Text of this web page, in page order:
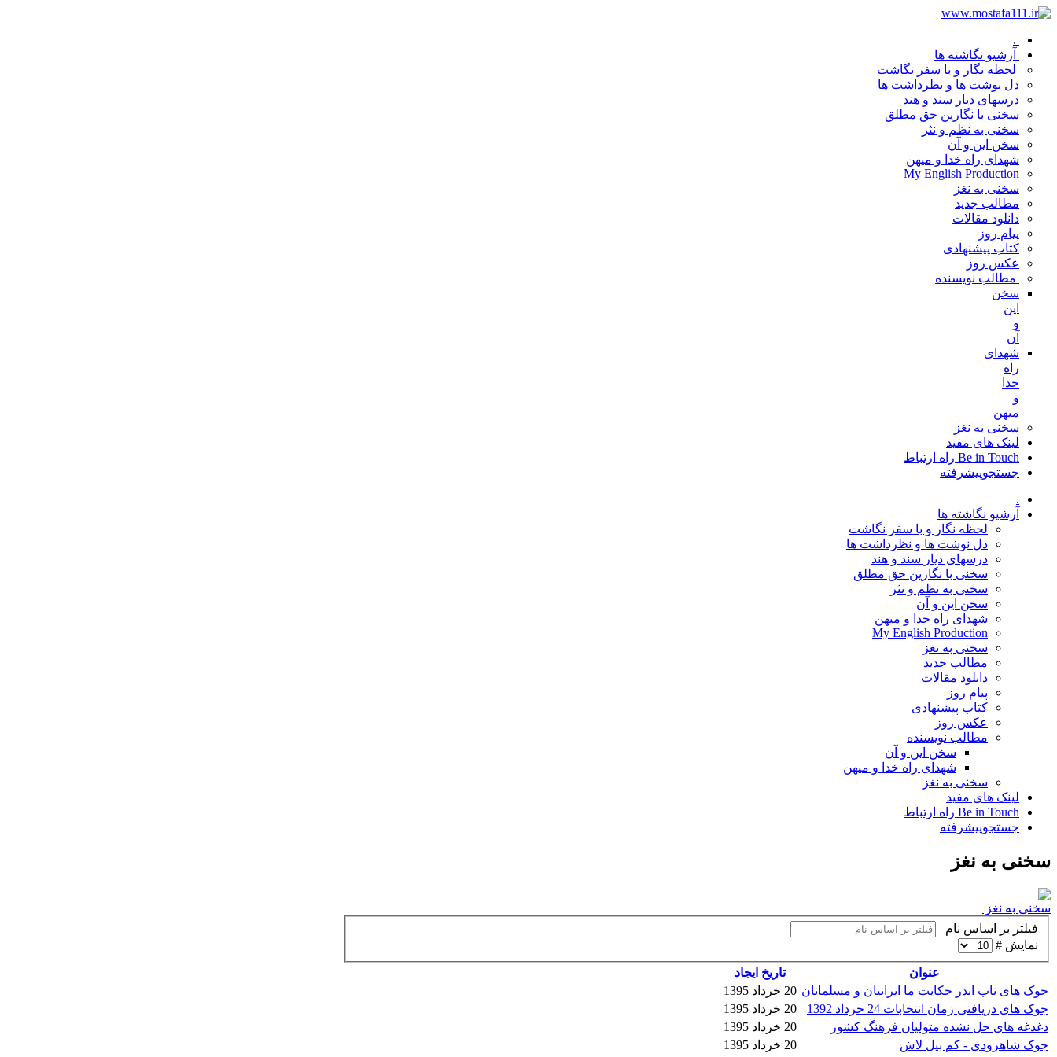
.
آرشیو نگاشته ها
لحظه نگار و با سفر نگاشت
دل نوشت ها و نظرداشت ها
درسهای دیار سند و هند
سخنی با نگارین حق مطلق
سخنی به نظم و نثر
سخن این و آن
شهدای راه خدا و میهن
My English Production
سخنی به نغز
مطالب جدید
دانلود مقالات
پیام روز
کتاب پیشنهادی
عکس روز
مطالب نویسنده
سخن
این
و
آن
شهدای
راه
خدا
و
میهن
سخنی به نغز
لینک های مفید
Be in Touch راه ارتباط
جستجوپیشرفته
.
آرشیو نگاشته ها
لحظه نگار و با سفر نگاشت
دل نوشت ها و نظرداشت ها
درسهای دیار سند و هند
سخنی با نگارین حق مطلق
سخنی به نظم و نثر
سخن این و آن
شهدای راه خدا و میهن
My English Production
سخنی به نغز
مطالب جدید
دانلود مقالات
پیام روز
کتاب پیشنهادی
عکس روز
مطالب نویسنده
سخن این و آن
شهدای راه خدا و میهن
سخنی به نغز
لینک های مفید
Be in Touch راه ارتباط
جستجوپیشرفته
سخنی به نغز
سخنی به نغز
فیلتر بر اساس نام
نمایش #
عنوان
تاریخ ایجاد
جوک های ناب اندر حکایت ما ایرانیان و مسلمانان 20 خرداد 1395
جوک های دریافتی زمان انتخابات 24 خرداد 1392
20 خرداد 1395
دغدغه های حل نشده متولیان فرهنگ کشور
20 خرداد 1395
جوک شاهرودی - کم بیل لاش
20 خرداد 1395